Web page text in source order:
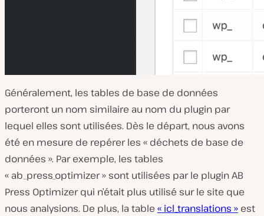
Généralement, les tables de base de données
porteront un nom similaire au nom du plugin par
lequel elles sont utilisées. Dès le départ, nous avons
été en mesure de repérer les « déchets de base de
données ». Par exemple, les tables
« ab_press_optimizer » sont utilisées par le plugin AB
Press Optimizer qui n’était plus utilisé sur le site que
nous analysions. De plus, la table « icl_translations » est